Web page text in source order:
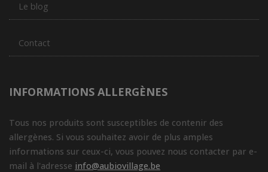
Le blog
Contact
INFORMATIONS ALLERGÈNES
Tous nos produits sont susceptibles de contenir des
allergènes. Si vous souhaitez avoir de plus amples
informations sur ceux-ci, vous pouvez nous contacter par e-
mail à l'adresse info@aubiovillage.be